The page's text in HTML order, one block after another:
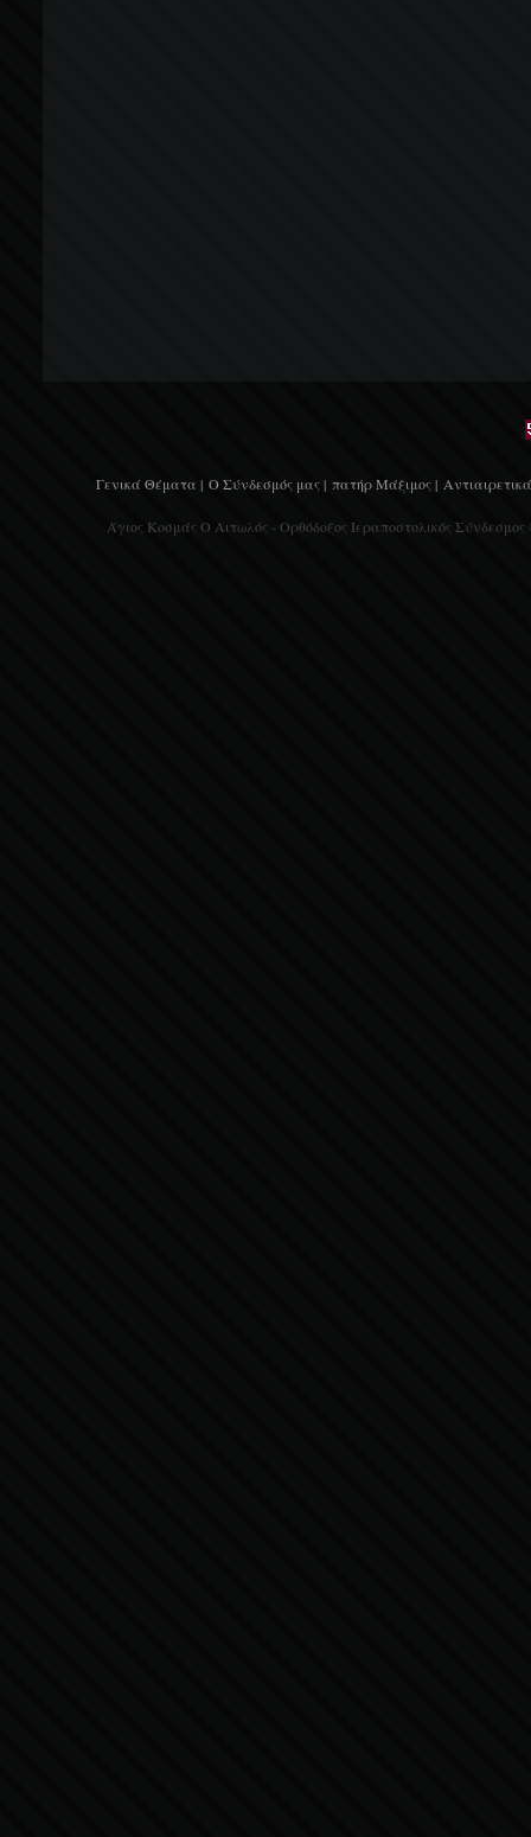
Γενικά Θέματα | Ο Σύνδεσμός μας | πατήρ Μάξιμος |
Άγιος Κοσμάς Ο Αιτωλός - Ορθόδοξος Ιεραποστολικός